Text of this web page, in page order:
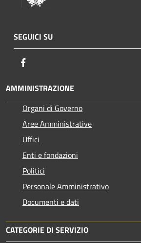
SEGUICI SU
AMMINISTRAZIONE
Organi di Governo
Aree Amministrative
Uffici
Enti e fondazioni
Politici
Personale Amministrativo
Documenti e dati
CATEGORIE DI SERVIZIO